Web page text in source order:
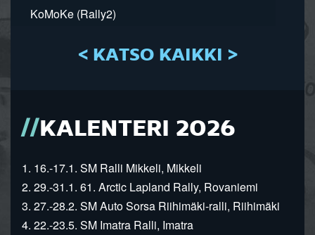
KoMoKe (Rally2)
< KATSO KAIKKI >
KALENTERI 2026
1. 16.-17.1. SM Ralli Mikkeli, Mikkeli
2. 29.-31.1. 61. Arctic Lapland Rally, Rovaniemi
3. 27.-28.2. SM Auto Sorsa Riihimäki-ralli, Riihimäki
4. 22.-23.5. SM Imatra Ralli, Imatra